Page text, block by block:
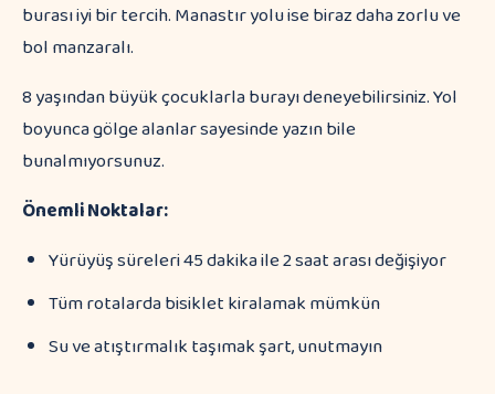
burası iyi bir tercih. Manastır yolu ise biraz daha zorlu ve
bol manzaralı.
8 yaşından büyük çocuklarla burayı deneyebilirsiniz. Yol
boyunca gölge alanlar sayesinde yazın bile
bunalmıyorsunuz.
Önemli Noktalar:
Yürüyüş süreleri 45 dakika ile 2 saat arası değişiyor
Tüm rotalarda bisiklet kiralamak mümkün
Su ve atıştırmalık taşımak şart, unutmayın